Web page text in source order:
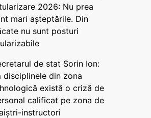
2026: Nu prea
mari așteptările. Din
nu sunt posturi
de stat Sorin Ion:
disciplinele din zona
există o criză de
calificat pe zona de
instructori